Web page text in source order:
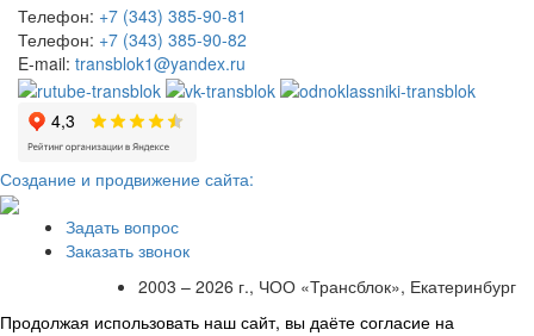
Телефон: +7 (343) 385-90-81
Телефон: +7 (343) 385-90-82
E-mail: transblok1@yandex.ru
Создание и продвижение сайта:
Задать вопрос
Заказать звонок
2003 – 2026 г., ЧОО «Трансблок», Екатеринбург
Продолжая использовать наш сайт, вы даёте согласие на